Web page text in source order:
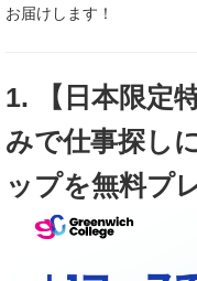
お届けします！
1. 【日本限定
みで仕事探し
ップを無料プ